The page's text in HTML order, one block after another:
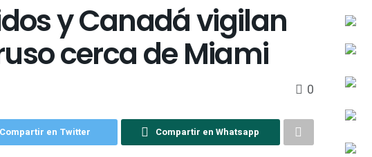
y Canadá vigilan
cerca de Miami
0
Compartir en Twitter Compartir en Whatsapp